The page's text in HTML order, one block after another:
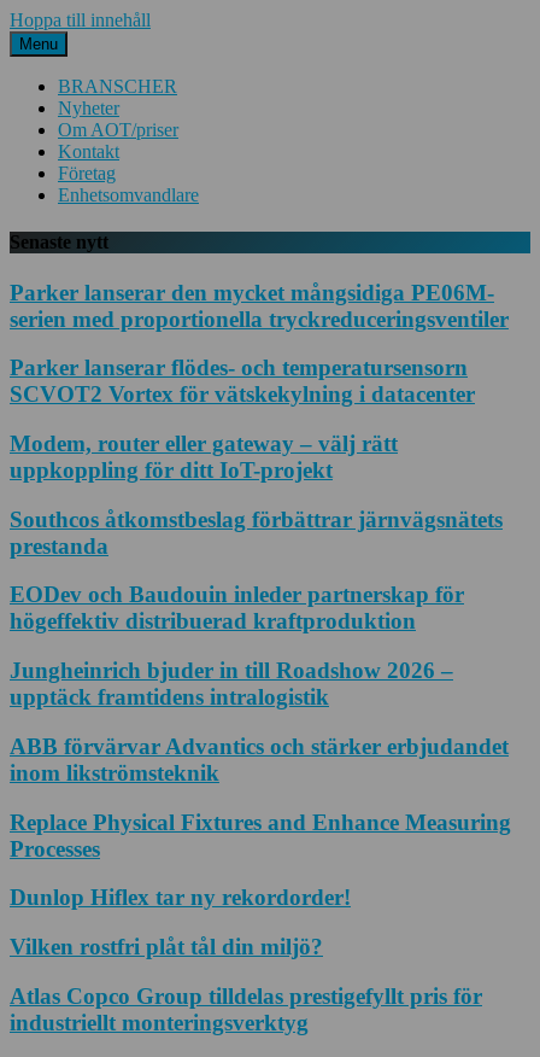
Hoppa till innehåll
Menu
BRANSCHER
Nyheter
Om AOT/priser
Kontakt
Företag
Enhetsomvandlare
Senaste nytt
Parker lanserar den mycket mångsidiga PE06M-
serien med proportionella tryckreduceringsventiler
Parker lanserar flödes- och temperatursensorn
SCVOT2 Vortex för vätskekylning i datacenter
Modem, router eller gateway – välj rätt
uppkoppling för ditt IoT-projekt
Southcos åtkomstbeslag förbättrar järnvägsnätets
prestanda
EODev och Baudouin inleder partnerskap för
högeffektiv distribuerad kraftproduktion
Jungheinrich bjuder in till Roadshow 2026 –
upptäck framtidens intralogistik
ABB förvärvar Advantics och stärker erbjudandet
inom likströmsteknik
Replace Physical Fixtures and Enhance Measuring
Processes
Dunlop Hiflex tar ny rekordorder!
Vilken rostfri plåt tål din miljö?
Atlas Copco Group tilldelas prestigefyllt pris för
industriellt monteringsverktyg